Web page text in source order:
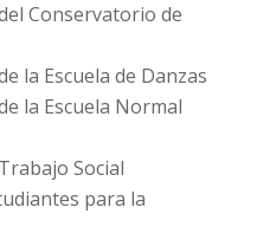
Conservatorio de
la Escuela de Danzas
la Escuela Normal
Social
para la